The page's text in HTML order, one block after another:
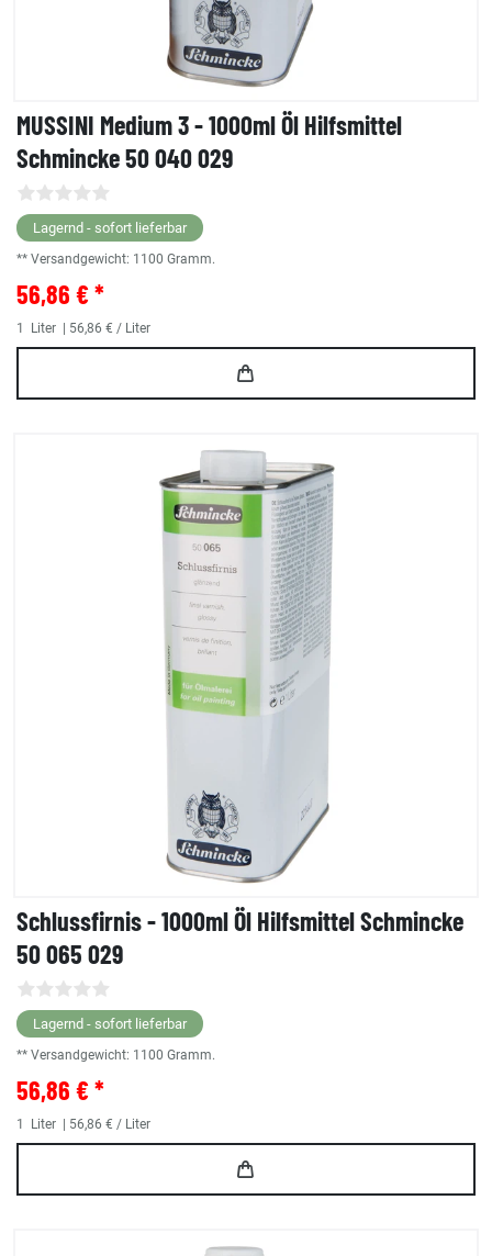
MUSSINI Medium 3 - 1000ml Öl Hilfsmittel
Schmincke 50 040 029
Lagernd - sofort lieferbar
** Versandgewicht: 1100 Gramm.
56,86 € *
1 Liter | 56,86 € / Liter
Schlussfirnis - 1000ml Öl Hilfsmittel Schmincke
50 065 029
Lagernd - sofort lieferbar
** Versandgewicht: 1100 Gramm.
56,86 € *
1 Liter | 56,86 € / Liter